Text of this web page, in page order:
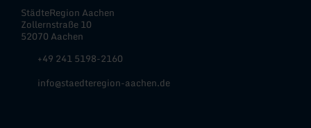
StädteRegion Aachen
Zollernstraße 10
52070 Aachen
+49 241 5198-2160
info@staedteregion-aachen.de